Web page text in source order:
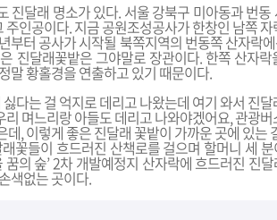
진달래 명소가 있다. 서울 강북구 미아동과 번
주인공이다. 지금 공원조성공사가 한창인 남쪽
부터 공사가 시작될 북쪽지역의 번동쪽 산자락
진달래꽃밭은 그야말로 장관이다. 한쪽 산자
말 황홀경을 연출하고 있기 때문이다.
다는 걸 억지로 데리고 나왔는데 여기 와서 진
리 며느리랑 아들도 데리고 나와야겠어요, 관광
데, 이렇게 좋은 진달래 꽃밭이 가까운 곳에 있는
꽃들이 흐드러진 산책로를 걸으며 할머니 세
꿈의 숲’ 2차 개발예정지 산자락에 흐드러진 진
색없는 곳이다.